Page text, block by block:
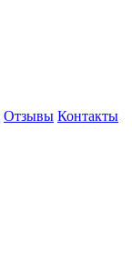
Отзывы Контакты